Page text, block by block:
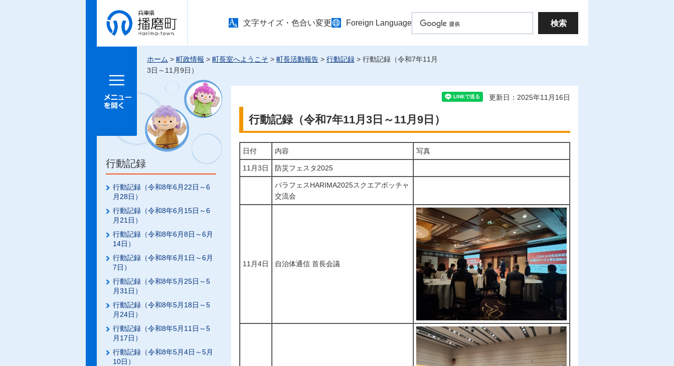
兵庫県 播
磨町
文字サイズ・色合い変更 Foreign Language
メニュー
ホーム > 町政情報 > 町長室へようこそ > 町長活動報告 > 行動記録 > 行動記録（令和7年11月
3日～11月9日）
行動記録
行動記録（令和8年6月22日～6
月28日）
行動記録（令和8年6月15日～6
月21日）
行動記録（令和8年6月8日～6月
14日）
行動記録（令和8年6月1日～6月
7日）
行動記録（令和8年5月25日～5
月31日）
行動記録（令和8年5月18日～5
月24日）
行動記録（令和8年5月11日～5
月17日）
行動記録（令和8年5月4日～5月
10日）
更新日：2025年11月16日
行動記録（令和7年11月3日～11月9日）
日付 内容 写真
11月3日 防災フェスタ2025
パラフェスHARIMA2025スクエアボッチャ
交流会
11月4日 自治体通信 首長会議